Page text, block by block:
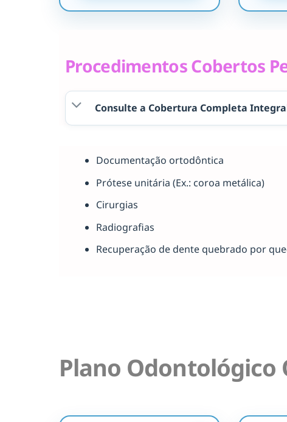
Procedimentos Cobertos
Consulte a Cobertura Completa
Documentação ortodôntica
Prótese unitária (Ex.: coroa metálica)
Cirurgias
Radiografias
Recuperação de dente quebrado por
Plano Odontológico